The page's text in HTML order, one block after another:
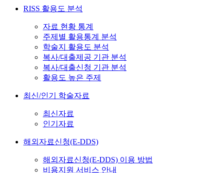
RISS 활용도 분석
자료 현황 통계
주제별 활용통계 분석
학술지 활용도 분석
복사/대출제공 기관 분석
복사/대출신청 기관 분석
활용도 높은 주제
최신/인기 학술자료
최신자료
인기자료
해외자료신청(E-DDS)
해외자료신청(E-DDS) 이용 방법
비용지원 서비스 안내